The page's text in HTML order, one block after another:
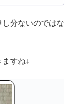
分ないのではな
すね↓